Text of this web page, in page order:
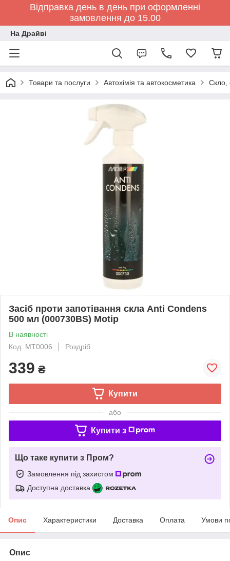
Відправка день в день при оформленні
замовлення до 15.00
На Драйві
Товари та послуги Автохімія та автокосметика Скло,
Засіб проти запотівання скла Anti Condens
500 мл (000730BS) Motip
В наявності
Код: MT0006
Роздріб
339 ₴
Купити
або
Купити з
Що таке купити з Пром?
Замовлення під захистом
Доступна доставка
Опис Характеристики Доставка Оплата Умови
Опис